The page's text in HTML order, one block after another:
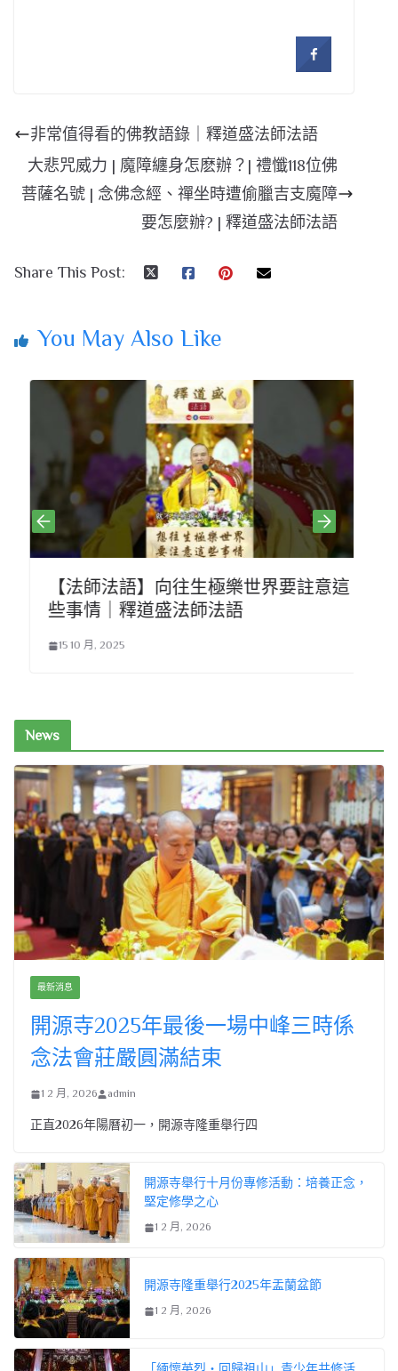
非常值得看的佛教語錄｜釋道盛法師法語
大悲咒威力 | 魔障纏身怎麽辦？| 禮懺118位佛
菩薩名號 | 念佛念經、禪坐時遭偷臘吉支魔障
要怎麼辦? | 釋道盛法師法語
Share This Post:
You May Also Like
【法師法語】向往生極樂世界要註意這
些事情｜釋道盛法師法語
15 10 月, 2025
News
最新消息
開源寺2025年最後一場中峰三時係
念法會莊嚴圓滿結束
1 2 月, 2026 admin
正直2026年陽曆初一，開源寺隆重舉行四
開源寺舉行十月份專修活動：培養正念，
堅定修學之心
1 2 月, 2026
開源寺隆重舉行2025年盂蘭盆節
1 2 月, 2026